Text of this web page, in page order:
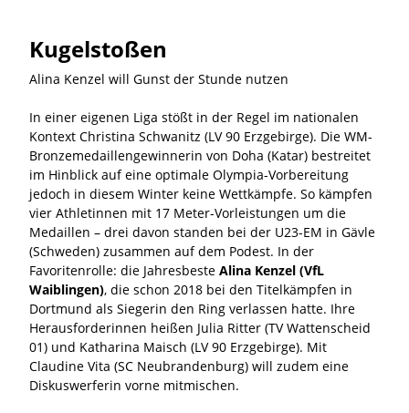
Kugelstoßen
Alina Kenzel will Gunst der Stunde nutzen
In einer eigenen Liga stößt in der Regel im nationalen
Kontext Christina Schwanitz (LV 90 Erzgebirge). Die WM-
Bronzemedaillengewinnerin von Doha (Katar) bestreitet
im Hinblick auf eine optimale Olympia-Vorbereitung
jedoch in diesem Winter keine Wettkämpfe. So kämpfen
vier Athletinnen mit 17 Meter-Vorleistungen um die
Medaillen – drei davon standen bei der U23-EM in Gävle
(Schweden) zusammen auf dem Podest. In der
Favoritenrolle: die Jahresbeste Alina Kenzel (VfL
Waiblingen), die schon 2018 bei den Titelkämpfen in
Dortmund als Siegerin den Ring verlassen hatte. Ihre
Herausforderinnen heißen Julia Ritter (TV Wattenscheid
01) und Katharina Maisch (LV 90 Erzgebirge). Mit
Claudine Vita (SC Neubrandenburg) will zudem eine
Diskuswerferin vorne mitmischen.